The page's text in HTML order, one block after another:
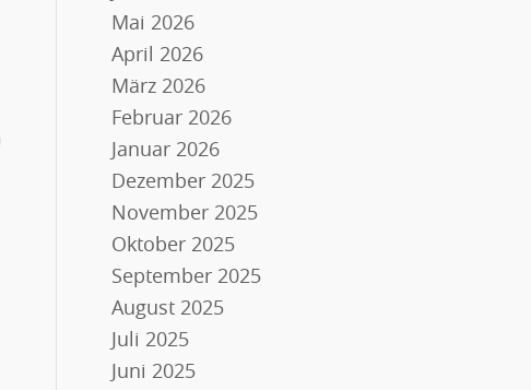
Mai 2026
April 2026
März 2026
Februar 2026
Januar 2026
Dezember 2025
November 2025
Oktober 2025
September 2025
August 2025
Juli 2025
Juni 2025